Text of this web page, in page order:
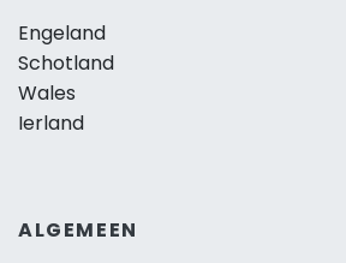
Engeland
Schotland
Wales
Ierland
ALGEMEEN